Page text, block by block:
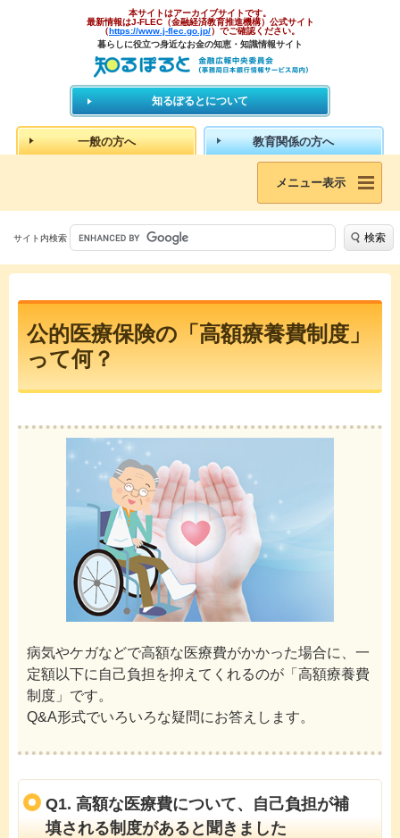
本サイトはアーカイブサイトです。
最新情報はJ-FLEC（金融経済教育推進機構）公式サイト
（https://www.j-flec.go.jp/）でご確認ください。
暮らしに役立つ身近なお金の知恵・知識情報サイト
知るぽるとについて
一般の方へ 教育関係の方へ
メニュー表示
サイト内検索 検索
公的医療保険の「高額療養費制度」
って何？
病気やケガなどで高額な医療費がかかった場合に、一
定額以下に自己負担を抑えてくれるのが「高額療養費
制度」です。
Q&A形式でいろいろな疑問にお答えします。
Q1. 高額な医療費について、自己負担が補
填される制度があると聞きました